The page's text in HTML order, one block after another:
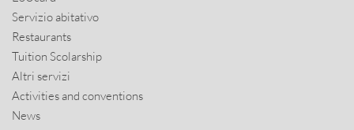
Servizio abitativo
Restaurants
Tuition Scolarship
Altri servizi
Activities and conventions
News